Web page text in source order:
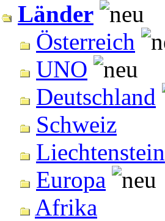
Länder
Österreich
UNO
Deutschland
Schweiz
Liechtenstein
Europa
Afrika